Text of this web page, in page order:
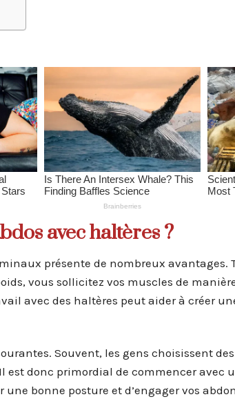
avec haltères ?
présente de nombreux avantages.
vous sollicitez vos muscles de
avec des haltères peut aider à créer
Souvent, les gens choisissent
donc primordial de commencer avec
bonne posture et d’engager vos